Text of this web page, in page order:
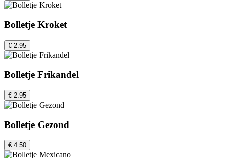
Bolletje Kroket
€ 2.95
Bolletje Frikandel
€ 2.95
Bolletje Gezond
€ 4.50